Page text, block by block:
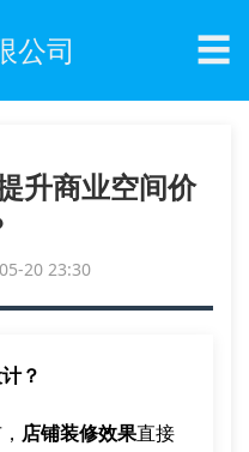
公司 ☰
升商业空间价
20 23:30
？
店铺装修效果直接